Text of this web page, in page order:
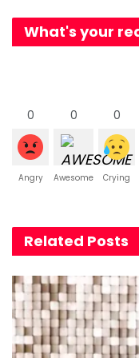
What's your
0
Angry
0
Awesome
0
Crying
Related Posts